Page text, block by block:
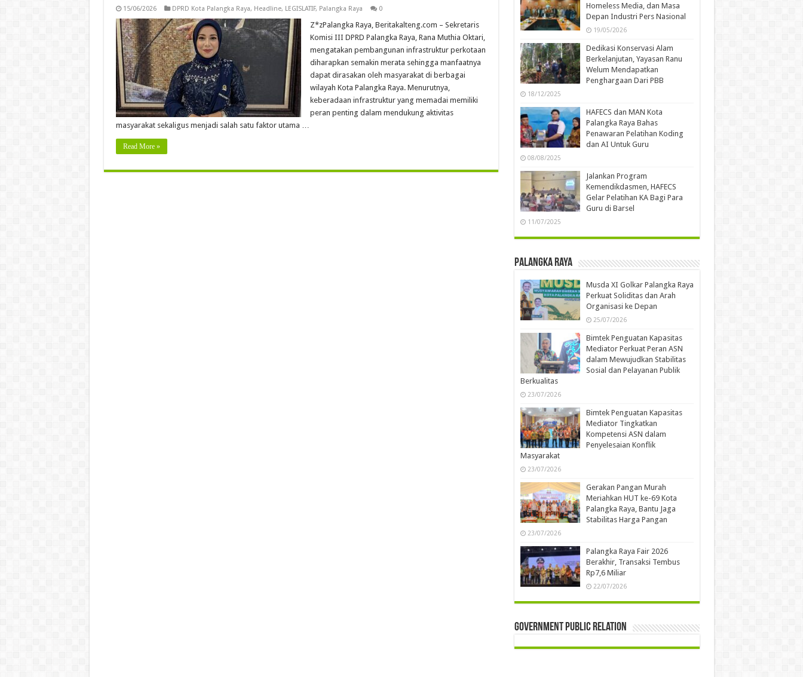
15/06/2026 DPRD Kota Palangka Raya, Headline, LEGISLATIF, Palangka Raya 0
Z*zPalangka Raya, Beritakalteng.com – Sekretaris
Komisi III DPRD Palangka Raya, Rana Muthia Oktari,
mengatakan pembangunan infrastruktur perkotaan
diharapkan semakin merata sehingga manfaatnya
dapat dirasakan oleh masyarakat di berbagai
wilayah Kota Palangka Raya. Menurutnya,
keberadaan infrastruktur yang memadai memiliki
peran penting dalam mendukung aktivitas
masyarakat sekaligus menjadi salah satu faktor utama …
Read More »
Homeless Media, dan Masa
Depan Industri Pers Nasional
19/05/2026
Dedikasi Konservasi Alam
Berkelanjutan, Yayasan Ranu
Welum Mendapatkan
Penghargaan Dari PBB
18/12/2025
HAFECS dan MAN Kota
Palangka Raya Bahas
Penawaran Pelatihan Koding
dan AI Untuk Guru
08/08/2025
Jalankan Program
Kemendikdasmen, HAFECS
Gelar Pelatihan KA Bagi Para
Guru di Barsel
11/07/2025
Palangka Raya
Musda XI Golkar Palangka Raya
Perkuat Soliditas dan Arah
Organisasi ke Depan
25/07/2026
Bimtek Penguatan Kapasitas
Mediator Perkuat Peran ASN
dalam Mewujudkan Stabilitas
Sosial dan Pelayanan Publik
Berkualitas
23/07/2026
Bimtek Penguatan Kapasitas
Mediator Tingkatkan
Kompetensi ASN dalam
Penyelesaian Konflik
Masyarakat
23/07/2026
Gerakan Pangan Murah
Meriahkan HUT ke-69 Kota
Palangka Raya, Bantu Jaga
Stabilitas Harga Pangan
23/07/2026
Palangka Raya Fair 2026
Berakhir, Transaksi Tembus
Rp7,6 Miliar
22/07/2026
Government Public Relation